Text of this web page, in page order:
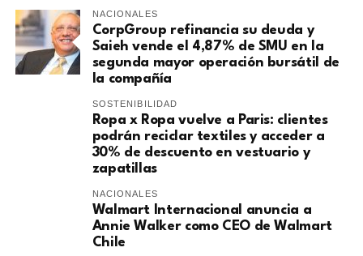
NACIONALES
CorpGroup refinancia su deuda y
Saieh vende el 4,87% de SMU en la
segunda mayor operación bursátil de
la compañía
SOSTENIBILIDAD
Ropa x Ropa vuelve a Paris: clientes
podrán reciclar textiles y acceder a
30% de descuento en vestuario y
zapatillas
NACIONALES
Walmart Internacional anuncia a
Annie Walker como CEO de Walmart
Chile